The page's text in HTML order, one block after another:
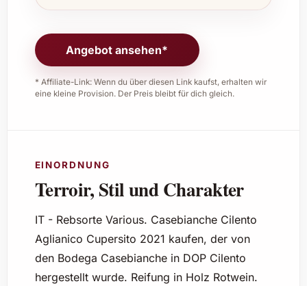
Angebot ansehen*
* Affiliate-Link: Wenn du über diesen Link kaufst, erhalten wir
eine kleine Provision. Der Preis bleibt für dich gleich.
EINORDNUNG
Terroir, Stil und Charakter
IT - Rebsorte Various. Casebianche Cilento
Aglianico Cupersito 2021 kaufen, der von
den Bodega Casebianche in DOP Cilento
hergestellt wurde. Reifung in Holz Rotwein.